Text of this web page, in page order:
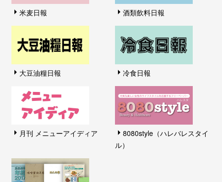
米麦日報 酒類飲料日報
大豆油糧日報 冷食日報
月刊 メニューアイディア
8080style（ハレバレスタイ
ル）